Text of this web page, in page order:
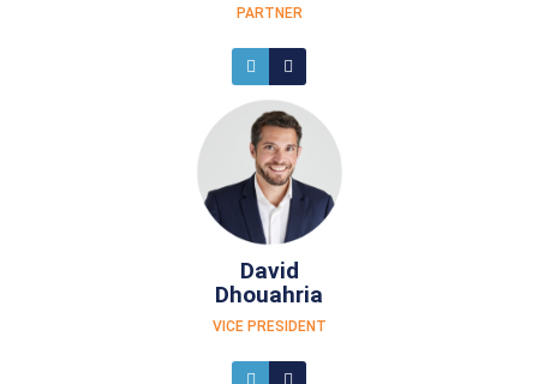
PARTNER
David
Dhouahria
VICE PRESIDENT